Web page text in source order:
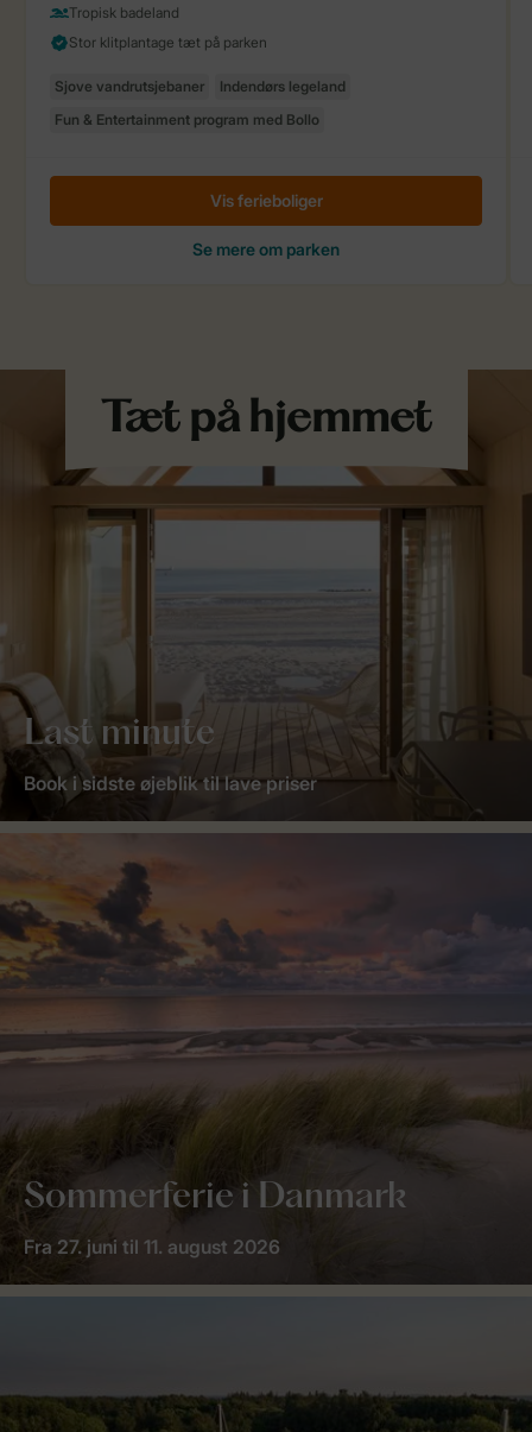
Last minute
Book i sidste øjeblik til lave priser
Sommerferie i Danmark
Fra 27. juni til 11. august 2026